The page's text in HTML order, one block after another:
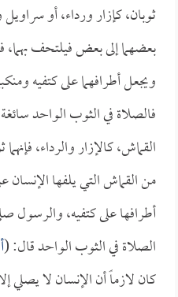
ثوبان، كإزار ورداء، أو
بعضهما إلى بعض فيلتحف بهما،
ويجعل أطرافهما على كتفيه
فالصلاة في الثوب الواحد
القماش، كالإزار والرداء،
من القماش التي يلفها الإنسان
أطرافها على كتفيه، والرسول
الصلاة في الثوب الواحد قال: (
كان لازماً أن الإنسان لا يصلي